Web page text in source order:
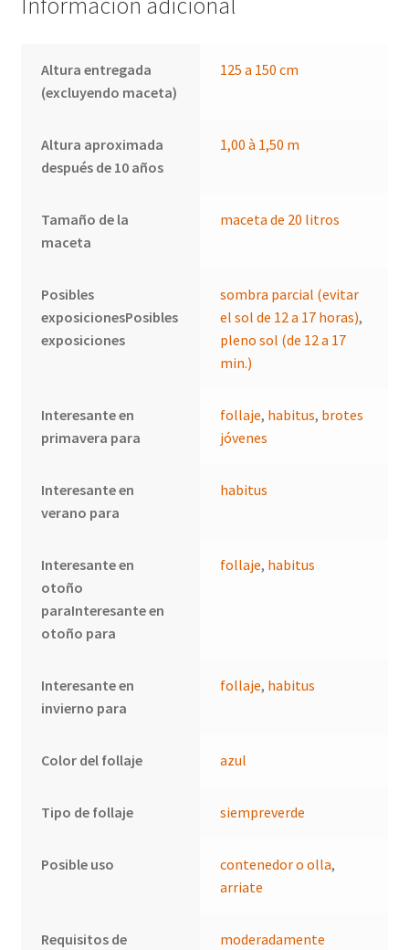
Altura entregada
(excluyendo maceta)
125 a 150 cm
Altura aproximada
después de 10 años
1,00 à 1,50 m
Tamaño de la
maceta
maceta de 20 litros
Posibles
exposicionesPosibles
exposiciones
sombra parcial (evitar
el sol de 12 a 17 horas),
pleno sol (de 12 a 17
min.)
Interesante en
primavera para
follaje, habitus, brotes
jóvenes
Interesante en
verano para
habitus
Interesante en
otoño
paraInteresante en
otoño para
follaje, habitus
Interesante en
invierno para
follaje, habitus
Color del follaje azul
Tipo de follaje siempreverde
Posible uso contenedor o olla,
arriate
Requisitos de
moderadamente